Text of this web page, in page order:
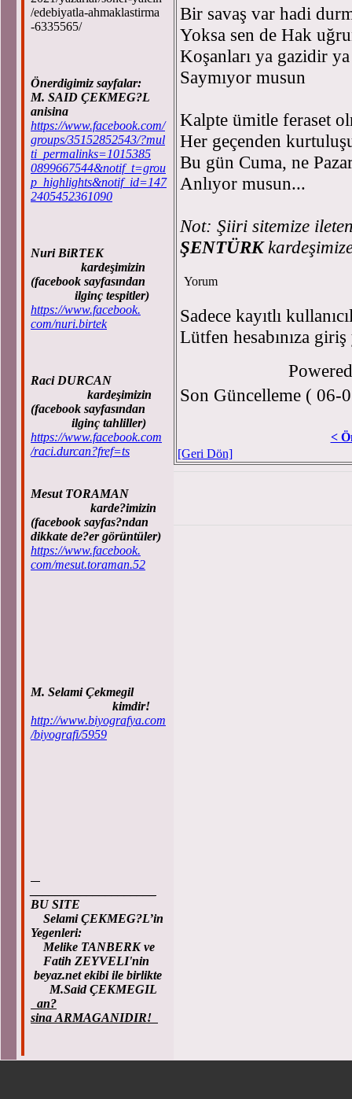
/edebiyatla-ahmaklastirma
-6335565/
Önerdigimiz sayfalar:
M. SAID ÇEKMEG?L
anisina
https://www.facebook.com/
groups/35152852543/?mul
ti_permalinks=1015385
0899667544&notif_t=grou
p_highlights&notif_id=147
2405452361090
Nuri BiRTEK
kardeşimizin
(facebook sayfasından
ilginç tespitler)
https://www.facebook.
com/nuri.birtek
Raci DURCAN
kardeşimizin
(facebook sayfasından
ilginç tahliller)
https://www.facebook.com
/raci.durcan?fref=ts
Mesut TORAMAN
karde?imizin
(facebook sayfas?ndan
dikkate de?er görüntüler)
https://www.facebook.
com/mesut.toraman.52
M. Selami Çekmegil
kimdir!
http://www.biyografya.com
/biyografi/5959
BU SITE
Selami ÇEKMEG?L’in
Yegenleri:
Melike TANBERK ve
Fatih ZEYVELI'nin
beyaz.net ekibi ile birlikte
M.Said ÇEKMEGIL
an?
sina ARMAGANIDIR!
Bir savaş var hadi
Yoksa sen de Hak
Koşanları ya gazidir
Saymıyor musun
Kalpte ümitle feraset
Her geçenden
Bu gün Cuma, ne
Anlıyor musun...
Not: Şiiri sitemize
ŞENTÜRK
Yorum
Sadece kayıtlı
Lütfen hesabınıza
Son Güncelleme ( 06-
<
[Geri Dön]